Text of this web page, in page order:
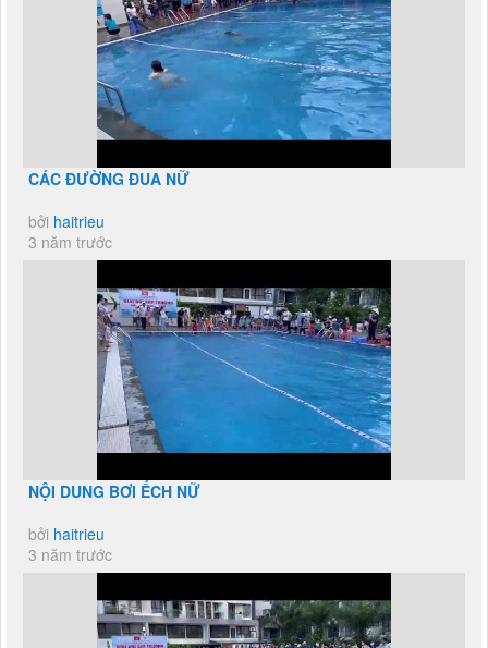
CÁC ĐƯỜNG ĐUA NỮ
bởi haitrieu
3 năm trước
NỘI DUNG BƠI ẾCH NỮ
bởi haitrieu
3 năm trước